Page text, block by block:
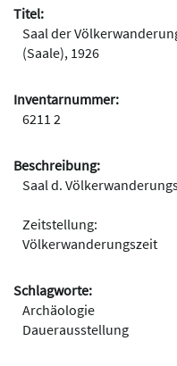
Titel:
Saal der
(Saale), 1926
Inventarnummer:
6211 2
Beschreibung:
Saal d.
Zeitstellung:
Völkerwanderungszeit
Schlagworte:
Archäologie
Dauerausstellung